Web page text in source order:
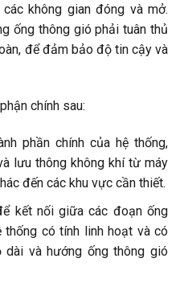
không gian đóng và mở.
ống thông gió phải tuân thủ
để đảm bảo độ tin cậy và
chính sau:
phần chính của hệ thống,
lưu thông không khí từ máy
đến các khu vực cần thiết.
kết nối giữa các đoạn ống
thống có tính linh hoạt và có
dài và hướng ống thông gió